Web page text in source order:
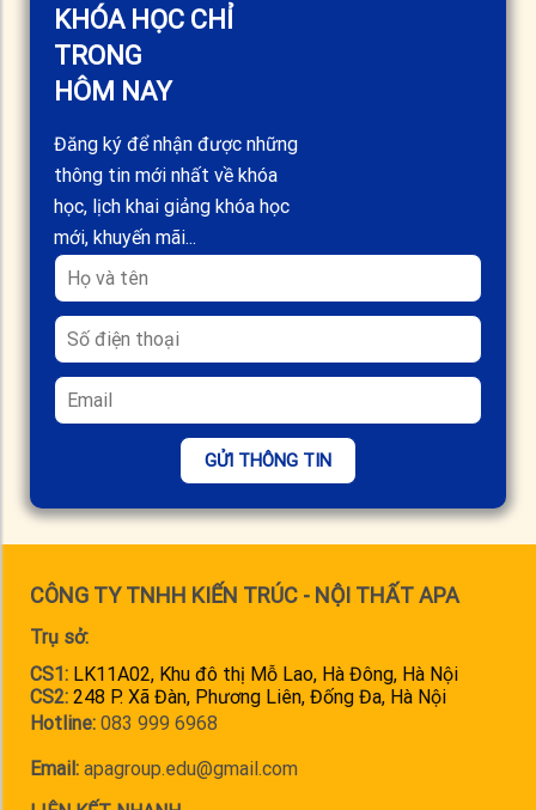
KHÓA HỌC CHỈ
TRONG
HÔM NAY
Đăng ký để nhận được những
thông tin mới nhất về khóa
học, lịch khai giảng khóa học
mới, khuyến mãi...
GỬI THÔNG TIN
CÔNG TY TNHH KIẾN TRÚC - NỘI THẤT APA
Trụ sở:
CS1: LK11A02, Khu đô thị Mỗ Lao, Hà Đông, Hà Nội
CS2: 248 P. Xã Đàn, Phương Liên, Đống Đa, Hà Nội
Hotline: 083 999 6968
Email: apagroup.edu@gmail.com